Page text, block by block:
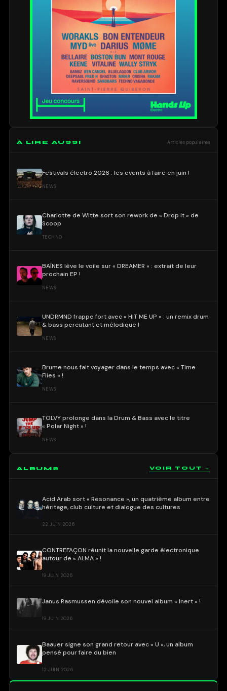
À LIRE AUSSI Articles populaires
Festivals électro 2026 : les events à faire en juin !
NEWS
Charlotte de Witte sort son rework de « Drop It » de
Scoop
TECHNO
BAÏNES lève le voile sur « DREAMER » : extrait de leur
prochain EP !
NEWS
UNDRMND frappe fort avec « HIT ME UP » : un remix drum
& bass percutant et mélodique !
NEWS
Brume nous fait voyager dans le temps avec « Time
Flies » !
NEWS
TOLVY prolonge dans la Drum & Bass avec le titre
« Polar Night » !
NEWS
ALBUMS VOIR TOUT →
Acid Arab sort « Resonance », un quatrième album entre
héritage, club culture et dialogue des cultures
22 JUIN 2026
CONTREFAÇON réunit la nouvelle garde électronique
autour de « ALMA » !
19 JUIN 2026
Janus Rasmussen dévoile son nouvel album « Inert » !
19 JUIN 2026
Baauer signe son grand retour avec « U », un album
pensé pour faire du bien
12 JUIN 2026